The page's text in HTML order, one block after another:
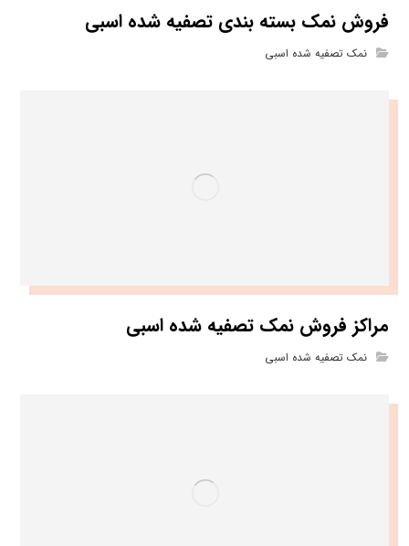
فروش نمک بسته بندی تصفیه شده اسبی
نمک تصفیه شده اسبی
مراکز فروش نمک تصفیه شده اسبی
نمک تصفیه شده اسبی